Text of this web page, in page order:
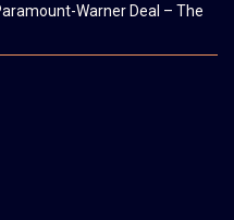
Warner Deal – The